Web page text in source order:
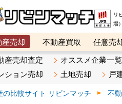
リ
場
売却 不動産買取 任意売
宅展示場
ベスト不動産カンパ
産売却査定 オススメ企業一覧
ション売却
土地売却 戸
の比較サイト リビンマッチ 不